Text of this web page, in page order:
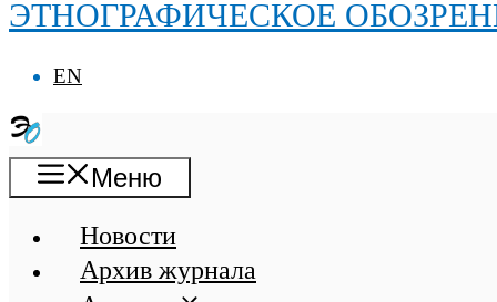
ЭТНОГРАФИЧЕСКОЕ
EN
Меню
Новости
Архив журнала